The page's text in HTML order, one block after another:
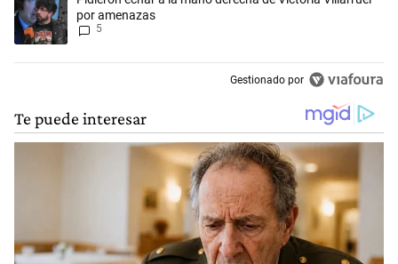
por amenazas
5
Gestionado por